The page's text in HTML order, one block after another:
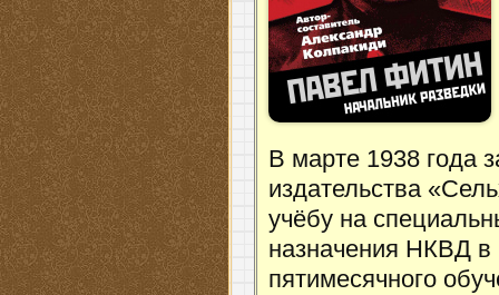
В марте 1938 года
издательства
учёбу на
назначения НКВД в
пятимесячного